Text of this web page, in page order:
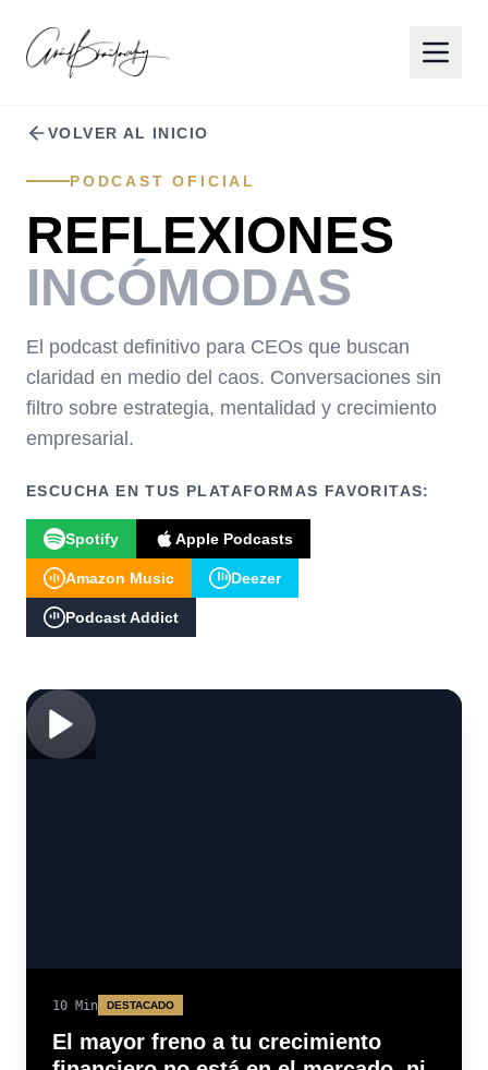
VOLVER AL INICIO
PODCAST OFICIAL
REFLEXIONES
INCÓMODAS
El podcast definitivo para CEOs que buscan
claridad en medio del caos. Conversaciones sin
filtro sobre estrategia, mentalidad y crecimiento
empresarial.
ESCUCHA EN TUS PLATAFORMAS FAVORITAS:
Spotify Apple Podcasts
Amazon Music Deezer
Podcast Addict
10 Min DESTACADO
El mayor freno a tu crecimiento